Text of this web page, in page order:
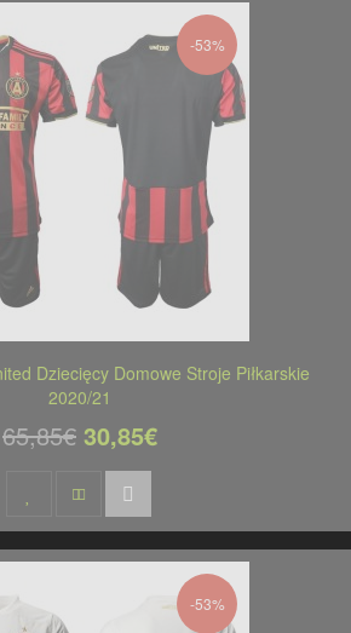
-53%
Dziecięcy Domowe Stroje Piłkarskie
2020/21
65,85€ 30,85€
-53%